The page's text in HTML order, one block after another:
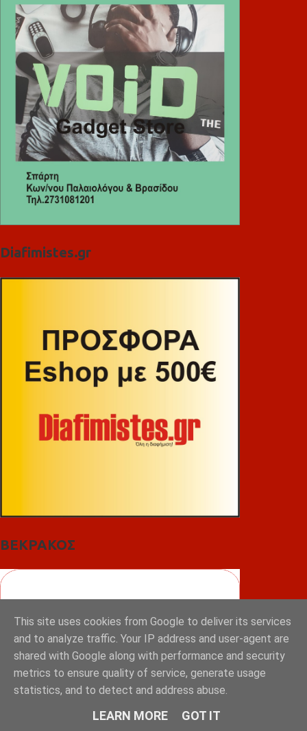
Diafimistes.gr
ΒΕΚΡΑΚΟΣ
This site uses cookies from Google to deliver its services
and to analyze traffic. Your IP address and user-agent are
shared with Google along with performance and security
metrics to ensure quality of service, generate usage
statistics, and to detect and address abuse.
LEARN MORE GOT IT